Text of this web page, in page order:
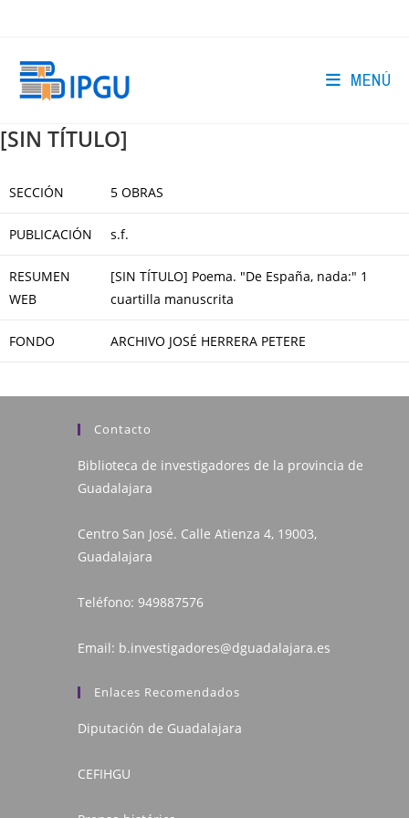
MENÚ
[SIN TÍTULO]
SECCIÓN 5 OBRAS
PUBLICACIÓN s.f.
RESUMEN
WEB
[SIN TÍTULO] Poema. "De España, nada:" 1
cuartilla manuscrita
FONDO ARCHIVO JOSÉ HERRERA PETERE
Contacto
Biblioteca de investigadores de la provincia de
Guadalajara
Centro San José. Calle Atienza 4, 19003,
Guadalajara
Teléfono: 949887576
Email: b.investigadores@dguadalajara.es
Enlaces Recomendados
Diputación de Guadalajara
CEFIHGU